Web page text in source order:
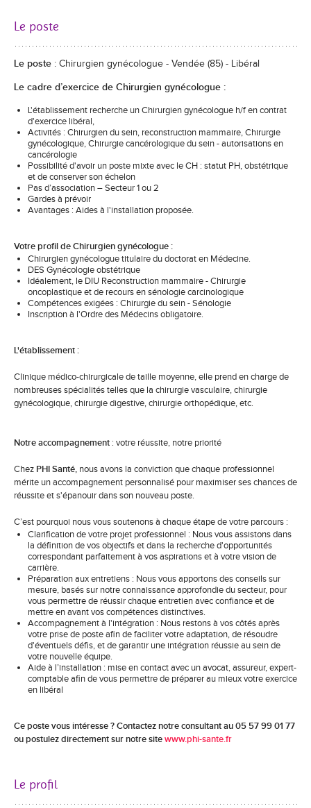
Le poste
Le poste : Chirurgien gynécologue - Vendée (85) - Libéral
Le cadre d’exercice de Chirurgien gynécologue :
L'établissement recherche un Chirurgien gynécologue h/f en contrat
d'exercice libéral,
Activités : Chirurgien du sein, reconstruction mammaire, Chirurgie
gynécologique, Chirurgie cancérologique du sein - autorisations en
cancérologie
Possibilité d'avoir un poste mixte avec le CH : statut PH, obstétrique
et de conserver son échelon
Pas d’association – Secteur 1 ou 2
Gardes à prévoir
Avantages : Aides à l'installation proposée.
Votre profil de Chirurgien gynécologue :
Chirurgien gynécologue titulaire du doctorat en Médecine.
DES Gynécologie obstétrique
Idéalement, le DIU Reconstruction mammaire - Chirurgie
oncoplastique et de recours en sénologie carcinologique
Compétences exigées : Chirurgie du sein - Sénologie
Inscription à l'Ordre des Médecins obligatoire.
L'établissement :
Clinique médico-chirurgicale de taille moyenne, elle prend en charge de
nombreuses spécialités telles que la chirurgie vasculaire, chirurgie
gynécologique, chirurgie digestive, chirurgie orthopédique, etc.
Notre accompagnement : votre réussite, notre priorité
Chez PHI Santé, nous avons la conviction que chaque professionnel
mérite un accompagnement personnalisé pour maximiser ses chances de
réussite et s'épanouir dans son nouveau poste.
C’est pourquoi nous vous soutenons à chaque étape de votre parcours :
Clarification de votre projet professionnel : Nous vous assistons dans
la définition de vos objectifs et dans la recherche d'opportunités
correspondant parfaitement à vos aspirations et à votre vision de
carrière.
Préparation aux entretiens : Nous vous apportons des conseils sur
mesure, basés sur notre connaissance approfondie du secteur, pour
vous permettre de réussir chaque entretien avec confiance et de
mettre en avant vos compétences distinctives.
Accompagnement à l'intégration : Nous restons à vos côtés après
votre prise de poste afin de faciliter votre adaptation, de résoudre
d'éventuels défis, et de garantir une intégration réussie au sein de
votre nouvelle équipe.
Aide à l’installation : mise en contact avec un avocat, assureur, expert-
comptable afin de vous permettre de préparer au mieux votre exercice
en libéral
Ce poste vous intéresse ? Contactez notre consultant au 05 57 99 01 77
ou postulez directement sur notre sitewww.phi-sante.fr
Le profil